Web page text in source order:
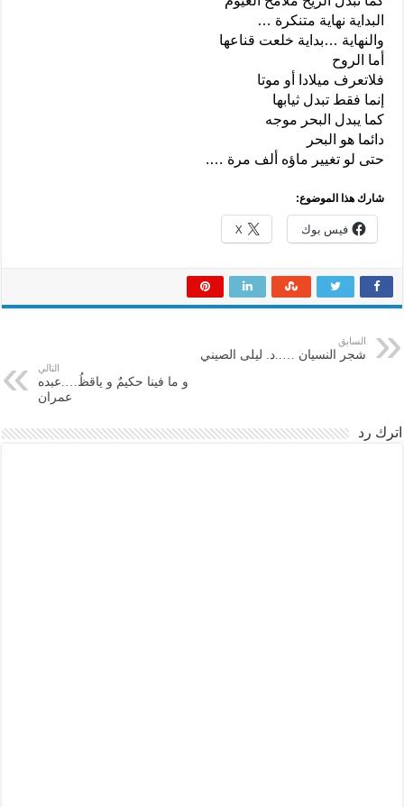
البداية نهاية متنكرة …
والنهاية …بداية خلعت قناعها
أما الروح
فلاتعرف ميلادا أو موتا
إنما فقط تبدل ثيابها
كما يبدل البحر موجه
دائما هو البحر
حتى لو تغيير ماؤه ألف مرة ….
شارك هذا الموضوع:
فيس بوك X
السابق
شجر النسيان …..د. ليلى الصيني
التالي
و ما فينا حكيمٌ و ياقظُ….عبده
عمران
اترك رد